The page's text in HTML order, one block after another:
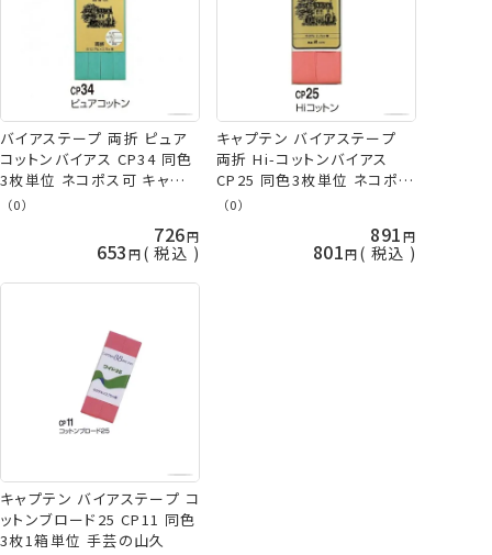
バイアステープ 両折 ピュア
コットンバイアス CP34 同色
3枚単位 ネコポス可 キャプテ
ン 手芸の山久
（0）
726
653 税込
キャプテン バイアステープ
両折 Hi-コットンバイアス
CP25 同色3枚単位 ネコポス
可 手芸の山久
（0）
891
801 税込
キャプテン バイアステープ コ
ットンブロード25 CP11 同色
3枚1箱単位 手芸の山久